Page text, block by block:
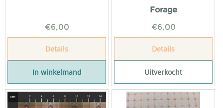
€6,00
Details
In winkelmand
Forage
€6,00
Details
Uitverkocht